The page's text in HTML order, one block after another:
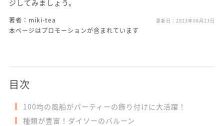
ジしてみましょう。
著者：miki-tea 更新日： 2023年08月23日
本ページはプロモーションが含まれています
目次
100均の風船がパーティーの飾り付けに大活躍！
種類が豊富！ダイソーのバルーン